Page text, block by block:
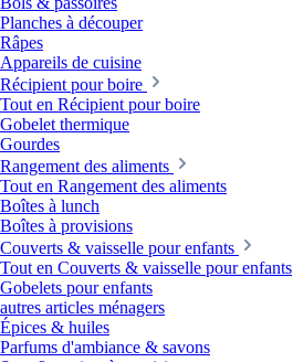
Planches à découper
Râpes
Appareils de cuisine
Récipient pour boire
Tout en Récipient pour boire
Gobelet thermique
Gourdes
Rangement des aliments
Tout en Rangement des aliments
Boîtes à lunch
Boîtes à provisions
Couverts & vaisselle pour enfants
Tout en Couverts & vaisselle pour enfants
Gobelets pour enfants
autres articles ménagers
Épices & huiles
Parfums d'ambiance & savons